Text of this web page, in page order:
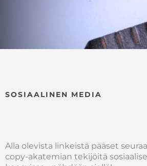
SOSIAALINEN MEDIA
Alla olevista linkeistä pääset
copy-akatemian tekijöitä